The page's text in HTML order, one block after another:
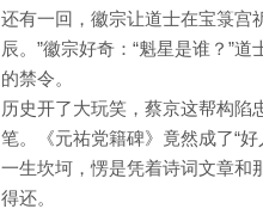
还有一回，徽宗让道士在宝箓宫
辰。”徽宗好奇：“魁星是谁？”
的禁令。
历史开了大玩笑，蔡京这帮构陷
笔。《元祐党籍碑》竟然成了“
一生坎坷，愣是凭着诗词文章和
得还。